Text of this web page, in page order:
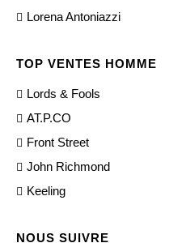
Lorena Antoniazzi
TOP VENTES HOMME
Lords & Fools
AT.P.CO
Front Street
John Richmond
Keeling
NOUS SUIVRE